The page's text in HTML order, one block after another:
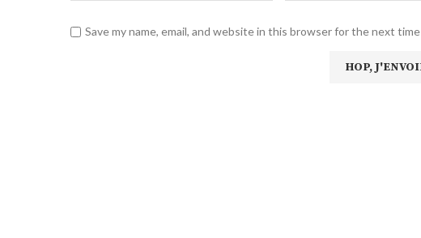
Save my name, email, and website in this browser for the next